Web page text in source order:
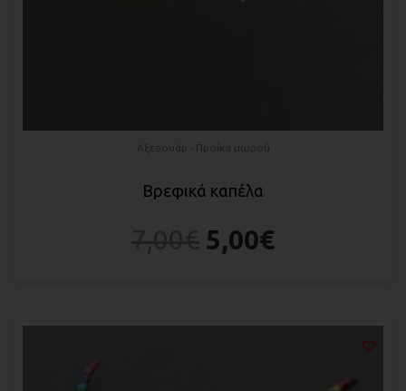
Αξεσουάρ - Προίκα μωρού
Βρεφικά καπέλα
5,00€